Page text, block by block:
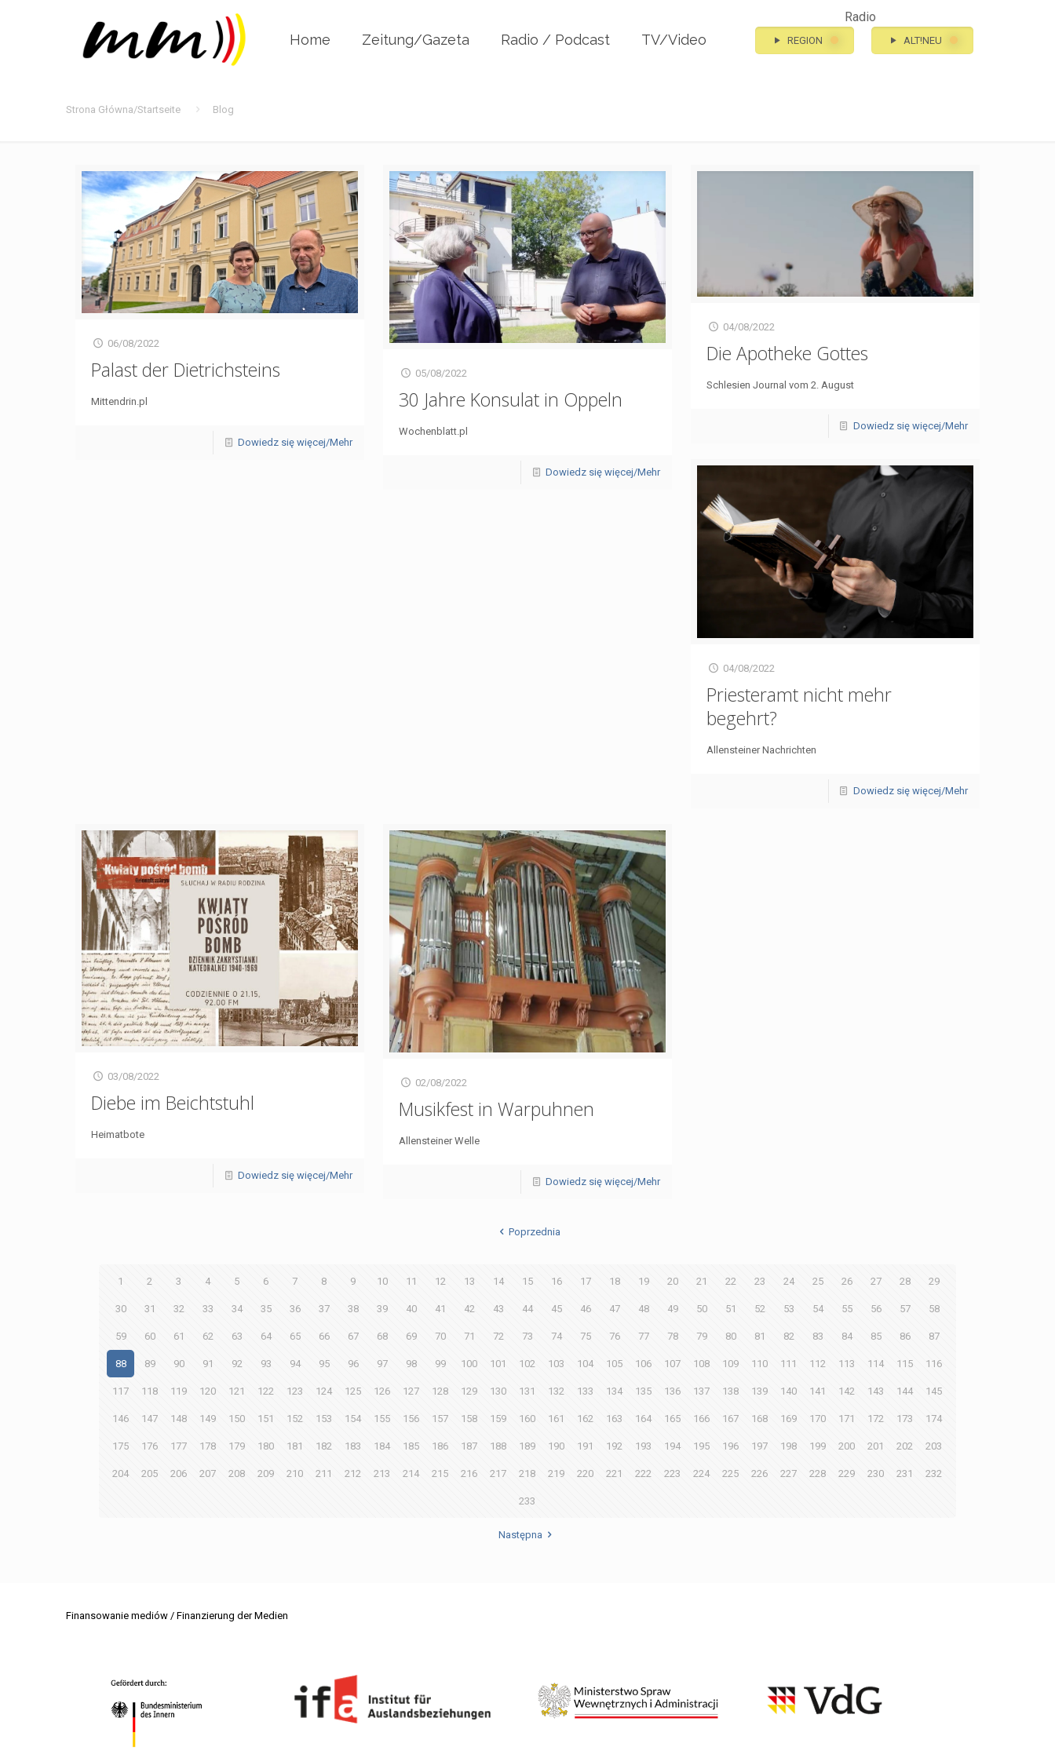
Home Zeitung/Gazeta Radio / Podcast TV/Video
Radio
REGION ALT!NEU
Strona Główna/Startseite Blog
06/08/2022
Palast der Dietrichsteins
Mittendrin.pl
Dowiedz się więcej/Mehr
05/08/2022
30 Jahre Konsulat in Oppeln
Wochenblatt.pl
Dowiedz się więcej/Mehr
04/08/2022
Die Apotheke Gottes
Schlesien Journal vom 2. August
Dowiedz się więcej/Mehr
04/08/2022
Priesteramt nicht mehr
begehrt?
Allensteiner Nachrichten
Dowiedz się więcej/Mehr
03/08/2022
Diebe im Beichtstuhl
Heimatbote
Dowiedz się więcej/Mehr
02/08/2022
Musikfest in Warpuhnen
Allensteiner Welle
Dowiedz się więcej/Mehr
Poprzednia
1 2 3 4 5 6 7 8 9 10 11 12 13 14 15 16 17 18 19 20 21 22 23 24 25 26 27 28 29
30 31 32 33 34 35 36 37 38 39 40 41 42 43 44 45 46 47 48 49 50 51 52 53 54 55 56 57 58
59 60 61 62 63 64 65 66 67 68 69 70 71 72 73 74 75 76 77 78 79 80 81 82 83 84 85 86 87
88 89 90 91 92 93 94 95 96 97 98 99 100 101 102 103 104 105 106 107 108 109 110 111 112 113 114 115 116
117 118 119 120 121 122 123 124 125 126 127 128 129 130 131 132 133 134 135 136 137 138 139 140 141 142 143 144 145
146 147 148 149 150 151 152 153 154 155 156 157 158 159 160 161 162 163 164 165 166 167 168 169 170 171 172 173 174
175 176 177 178 179 180 181 182 183 184 185 186 187 188 189 190 191 192 193 194 195 196 197 198 199 200 201 202 203
204 205 206 207 208 209 210 211 212 213 214 215 216 217 218 219 220 221 222 223 224 225 226 227 228 229 230 231 232
233
Następna
Finansowanie mediów / Finanzierung der Medien